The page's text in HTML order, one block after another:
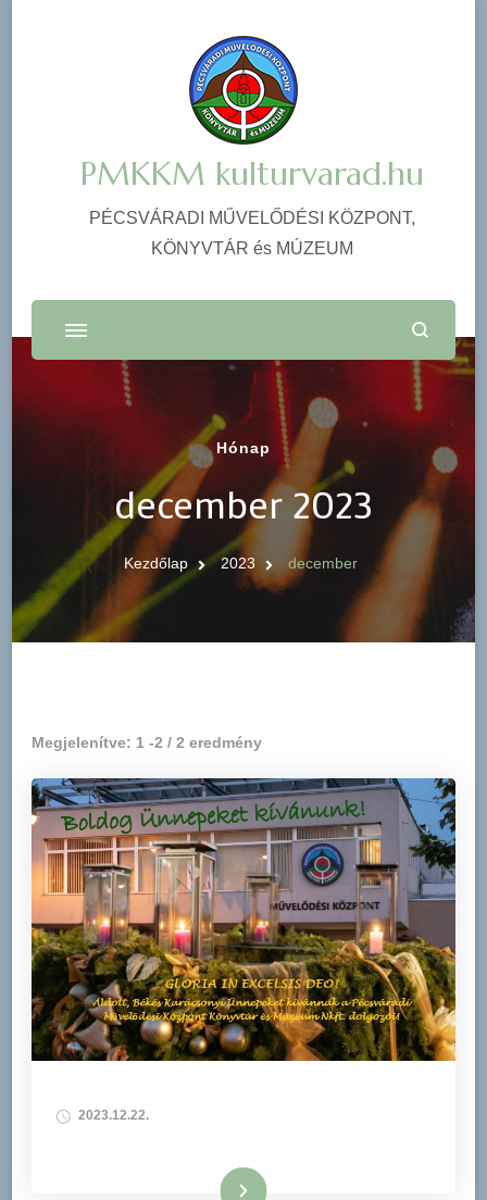
PMKKM kulturvarad.hu
PÉCSVÁRADI MŰVELŐDÉSI KÖZPONT,
KÖNYVTÁR és MÚZEUM
Hónap
december 2023
Kezdőlap 2023 december
Megjelenítve: 1 -2 / 2 eredmény
2023.12.22.
Tovább